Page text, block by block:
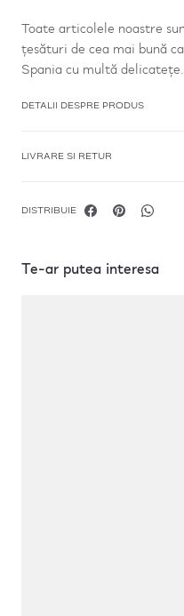
Toate articolele noastre
țesături de cea mai bună
Spania cu multă delicatețe.
DETALII DESPRE PRODUS
LIVRARE SI RETUR
DISTRIBUIE
Te-ar putea interesa